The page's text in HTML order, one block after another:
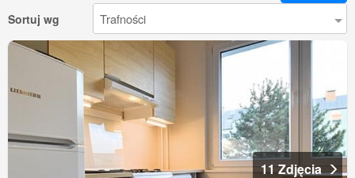
Sortuj wg
11 Zdjęcia